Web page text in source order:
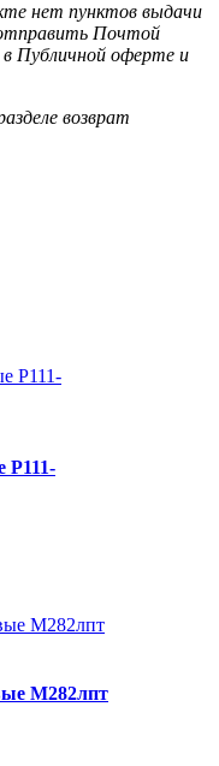
нет пунктов выдачи
Почтой
Публичной оферте и
возврат
P111-
М282лпт